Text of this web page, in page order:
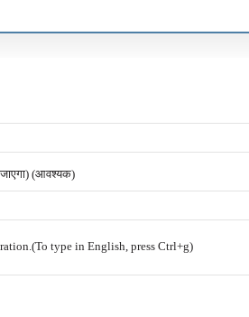
जाएगा) (आवश्यक)
type in English, press Ctrl+g)